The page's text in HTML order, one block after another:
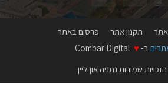
תקנון אתר
פרסום באתר
ב- ♥
שמורות נתניה און ליין